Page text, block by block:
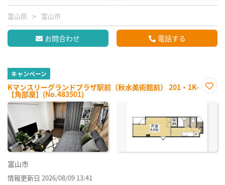
富山県 富山市
お問合わせ 電話する
キャンペーン
Kマンスリーグランドプラザ駅前（秋水美術館前） 201・1K-
【角部屋】(No.483501)
に入
録
富山市
情報更新日 2026/08/09 13:41